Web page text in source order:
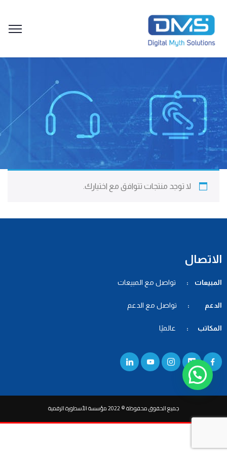
لا توجد منتجات تتوافق مع اختيارك.
الاتصال
المبيعات : تواصل مع المبيعات
الدعم : تواصل مع الدعم
المكاتب : عالميًا
جميع الحقوق محفوظة © 2022 مؤسسة الأسطورة الرقمية